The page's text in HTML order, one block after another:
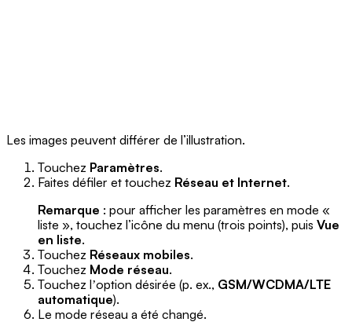
Les images peuvent différer de l’illustration.
Touchez Paramètres.
Faites défiler et touchez Réseau et Internet.
Remarque : pour afficher les paramètres en mode «
liste », touchez l’icône du menu (trois points), puis Vue
en liste.
Touchez Réseaux mobiles.
Touchez Mode réseau.
Touchez lʼoption désirée (p. ex., GSM/WCDMA/LTE
automatique).
Le mode réseau a été changé.